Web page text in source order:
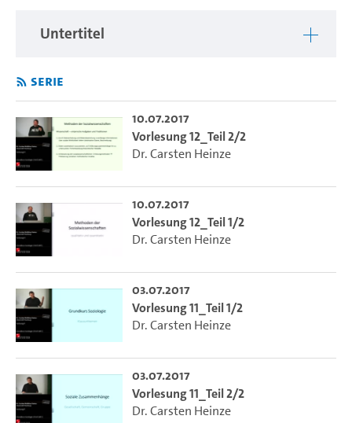
vermittelt einen ersten Eindruck vom Spektrum
soziologischer Wissenschaftspraxis, und zwar sowohl im
empirische Forschung. Dabei kann deutlich werden, wie
sich das Gesellschaftliche etwa als Analyse des sozialen
Handelns im Kontext von Institutionen und Organisationen
oder Gruppen differenziert, die ihrerseits auf einen
erklärungsbedürftigen Bedingungszusammenhang von
Kultur (z. B. Werte und Normen) und Gesellschaft (z. B.
sozialen Wandels als Stärkung oder Gefährdung sozialer
Bindungskräfte und als Auffächerung des Gefüges sozialer
Schichtung analysiert, um die Grundlagen für die
schwerpunktspezifischen Module des zweiten Studienjahrs
zu legen. Gleichzeitig wird das spezifische
Wissenschaftsverständnis der Soziologie im Verhältnis zu
den anderen Fachdisziplinen herausgearbeitet und gezeigt,
worin sich der soziologische Blick auf geteilte
Gegenstandsbereiche von diesen unterscheidet.
Literatur:
Elias, Norbert, 2004: Was ist Soziologie? Weinheim:
Untertitel
Serie
10.07.2017
Vorlesung 12_Teil 2/2
Dr. Carsten Heinze
10.07.2017
Vorlesung 12_Teil 1/2
Dr. Carsten Heinze
03.07.2017
Vorlesung 11_Teil 1/2
Dr. Carsten Heinze
03.07.2017
Vorlesung 11_Teil 2/2
Dr. Carsten Heinze